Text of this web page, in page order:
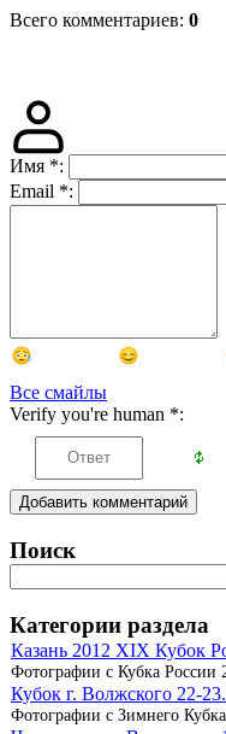
Всего комментариев: 0
Имя *:
Email *:
Все смайлы
Verify you're human *:
Добавить комментарий
Поиск
Категории раздела
Казань 2012 XIX Кубок
Фотографии с Кубка России
Кубок г. Волжского 22-
Фотографии с Зимнего